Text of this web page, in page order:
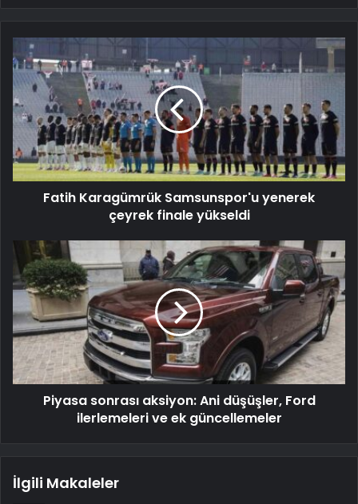
Fatih Karagümrük Samsunspor'u yenerek
çeyrek finale yükseldi
Piyasa sonrası aksiyon: Ani düşüşler, Ford
ilerlemeleri ve ek güncellemeler
İlgili Makaleler